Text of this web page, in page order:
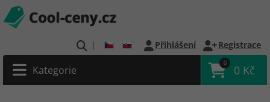
| Přihlášení Registrace
Kategorie
0
0 Kč